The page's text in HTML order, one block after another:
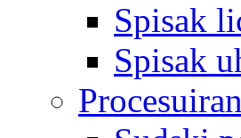
Spisak
Spisak